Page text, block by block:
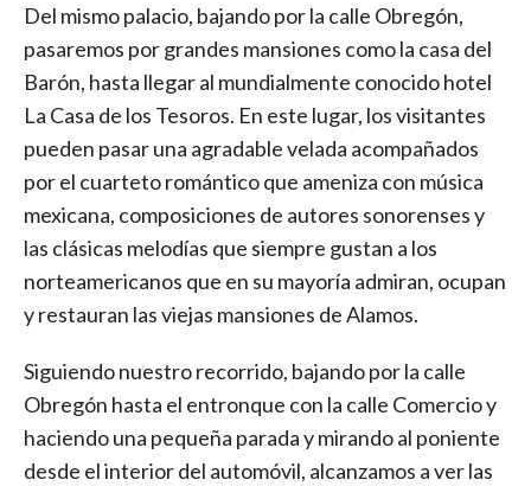
Del mismo palacio, bajando por la calle Obregón,
pasaremos por grandes mansiones como la casa del
Barón, hasta llegar al mundialmente conocido hotel
La Casa de los Tesoros. En este lugar, los visitantes
pueden pasar una agradable velada acompañados
por el cuarteto romántico que ameniza con música
mexicana, composiciones de autores sonorenses y
las clásicas melodías que siempre gustan a los
norteamericanos que en su mayoría admiran, ocupan
y restauran las viejas mansiones de Alamos.
Siguiendo nuestro recorrido, bajando por la calle
Obregón hasta el entronque con la calle Comercio y
haciendo una pequeña parada y mirando al poniente
desde el interior del automóvil, alcanzamos a ver las